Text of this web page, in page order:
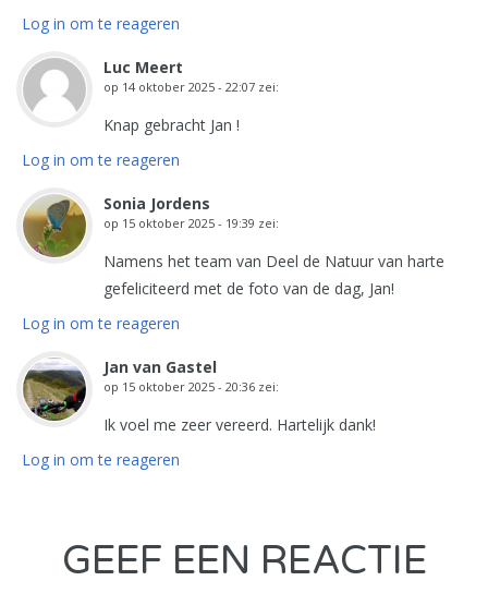
Log in om te reageren
Luc Meert
op 14 oktober 2025 - 22:07 zei:
Knap gebracht Jan !
Log in om te reageren
Sonia Jordens
op 15 oktober 2025 - 19:39 zei:
Namens het team van Deel de Natuur van harte
gefeliciteerd met de foto van de dag, Jan!
Log in om te reageren
Jan van Gastel
op 15 oktober 2025 - 20:36 zei:
Ik voel me zeer vereerd. Hartelijk dank!
Log in om te reageren
GEEF EEN REACTIE